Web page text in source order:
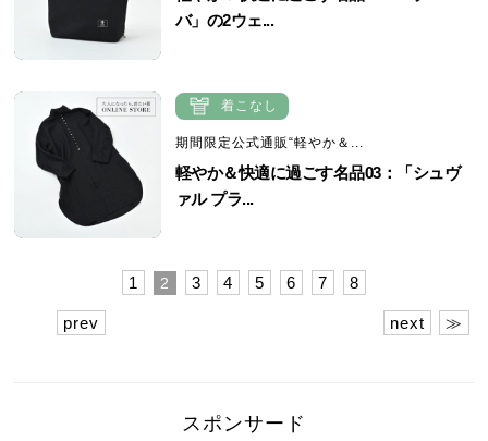
バ」の2ウェ...
着こなし
期間限定公式通販“軽やか＆...
軽やか＆快適に過ごす名品03：「シュヴ
ァル プラ...
prev
1 2 3 4 5 6 7 8
next ≫
スポンサード